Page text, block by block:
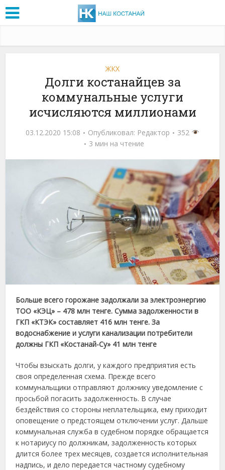
ЖКХ
Долги костанайцев за
коммунальные услуги
исчисляются миллионами
03.12.2020 15:08 Опубликовал: Редактор
352
3 мин на чтение
Больше всего горожане задолжали за электроэнергию
ТОО «КЭЦ» – 478 млн тенге. Сумма задолженности в
ГКП «КТЭК» составляет 416 млн тенге. За
водоснабжение и услуги канализации потребители
должны ГКП «Костанай-Су» 41 млн тенге
Чтобы взыскать долги, у каждого предприятия есть
своя определенная схема. Прежде всего
коммунальщики отправляют должнику уведомление с
просьбой погасить задолженность. В случае
бездействия со стороны неплательщика, ему приходит
оповещение о предстоящем отключении услуг. Дальше
коммунальная служба в судебном порядке обращается
к нотариусу по должникам, задолженность которых
длится более трех месяцев, создается исполнительная
надпись, и дело передается частному судебному